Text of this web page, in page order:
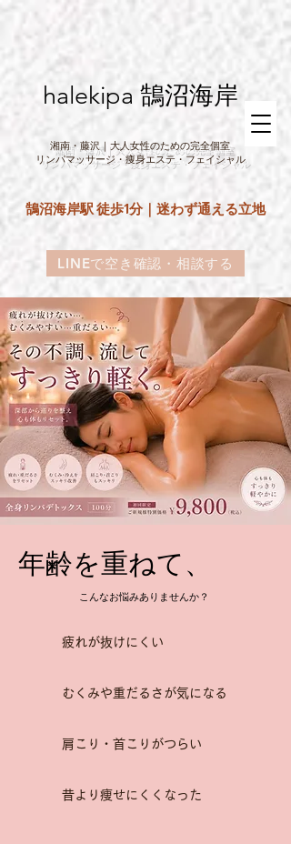
湘南・藤沢｜大人女性のための完全個室
リンパマッサージ・痩身エステ・フェイシャル
鵠沼海岸駅 徒歩1分｜迷わず通える立地
LINEで空き確認・相談する
halekipa 鵠沼海岸
年齢を重ねて、
こんなお悩みありませんか？
疲れが抜けにくい
むくみや重だるさが気になる
肩こり・首こりがつらい
​昔より痩せにくくなった